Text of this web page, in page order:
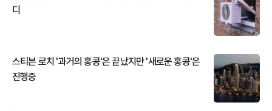
디
스티븐 로치 '과거의 홍콩'은 끝났지만 '새로운 홍콩'은
진행중